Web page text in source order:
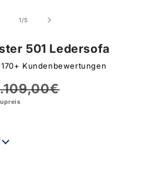
1/von
5
501 Ledersofa
Kundenbewertungen